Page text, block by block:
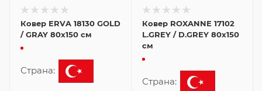
Ковер ERVA 18130 GOLD
/ GRAY 80x150 см
Страна:
Ковер ROXANNE 17102
L.GREY / D.GREY 80x150
см
Страна: